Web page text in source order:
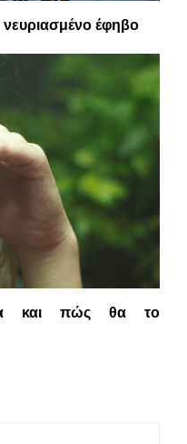
έφηβο
και πώς θα το